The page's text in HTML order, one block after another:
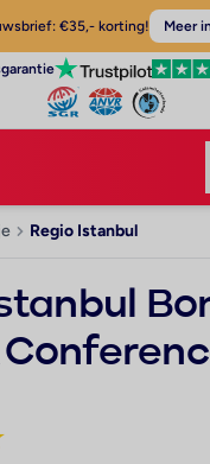
€35,- korting! Meer
Regio Istanbul